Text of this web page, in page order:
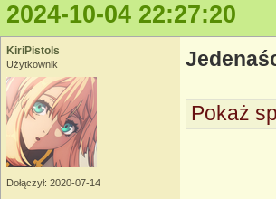
2024-10-04 22:27:20
KiriPistols
Użytkownik
Dołączył: 2020-07-14
Pokaż